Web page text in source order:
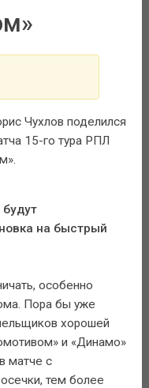
Чухлов поделился
15-го тура РПЛ
на быстрый
особенно
Пора бы уже
хорошей
и «Динамо»
матче с
тем более